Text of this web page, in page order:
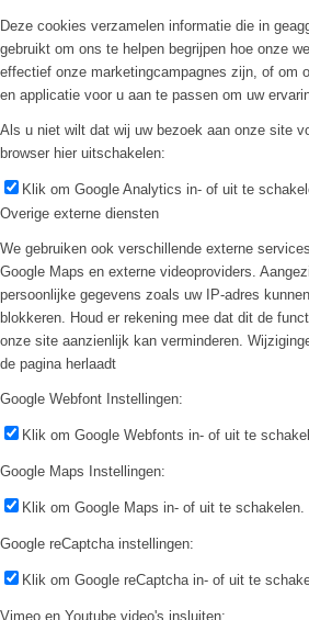
Deze cookies verzamelen informatie die in
gebruikt om ons te helpen begrijpen hoe onze
effectief onze marketingcampagnes zijn, of om
en applicatie voor u aan te passen om uw
Als u niet wilt dat wij uw bezoek aan onze site
browser hier uitschakelen:
Klik om Google Analytics in- of uit te
Overige externe diensten
We gebruiken ook verschillende externe
Google Maps en externe videoproviders.
persoonlijke gegevens zoals uw IP-adres
blokkeren. Houd er rekening mee dat dit de
onze site aanzienlijk kan verminderen.
de pagina herlaadt
Google Webfont Instellingen:
Klik om Google Webfonts in- of uit te
Google Maps Instellingen:
Klik om Google Maps in- of uit te schakelen.
Google reCaptcha instellingen:
Klik om Google reCaptcha in- of uit te
Vimeo en Youtube video's insluiten: